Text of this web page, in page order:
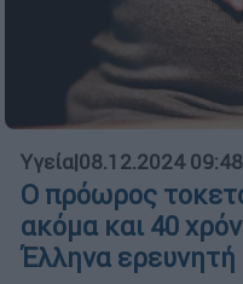
Υγεία|08.12.2024 09:48
Ο πρόωρος
ακόμα και 40
Έλληνα ερευνητή